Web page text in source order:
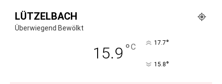
LÜTZELBACH
Überwiegend Bewölkt
15.9 °C 17.7°
15.8°